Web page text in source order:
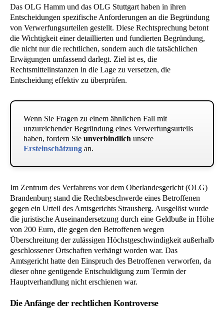
Das OLG Hamm und das OLG Stuttgart haben in ihren
Entscheidungen spezifische Anforderungen an die Begründung
von Verwerfungsurteilen gestellt. Diese Rechtsprechung betont
die Wichtigkeit einer detaillierten und fundierten Begründung,
die nicht nur die rechtlichen, sondern auch die tatsächlichen
Erwägungen umfassend darlegt. Ziel ist es, die
Rechtsmittelinstanzen in die Lage zu versetzen, die
Entscheidung effektiv zu überprüfen.
Wenn Sie Fragen zu einem ähnlichen Fall mit
unzureichender Begründung eines Verwerfungsurteils
haben, fordern Sie unverbindlich unsere
Ersteinschätzung an.
Im Zentrum des Verfahrens vor dem Oberlandesgericht (OLG)
Brandenburg stand die Rechtsbeschwerde eines Betroffenen
gegen ein Urteil des Amtsgerichts Strausberg. Ausgelöst wurde
die juristische Auseinandersetzung durch eine Geldbuße in Höhe
von 200 Euro, die gegen den Betroffenen wegen
Überschreitung der zulässigen Höchstgeschwindigkeit außerhalb
geschlossener Ortschaften verhängt worden war. Das
Amtsgericht hatte den Einspruch des Betroffenen verworfen, da
dieser ohne genügende Entschuldigung zum Termin der
Hauptverhandlung nicht erschienen war.
Die Anfänge der rechtlichen Kontroverse